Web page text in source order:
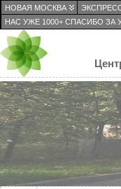
НОВАЯ МОСКВА
НАС УЖЕ 1000+ СПАСИБО ЗА